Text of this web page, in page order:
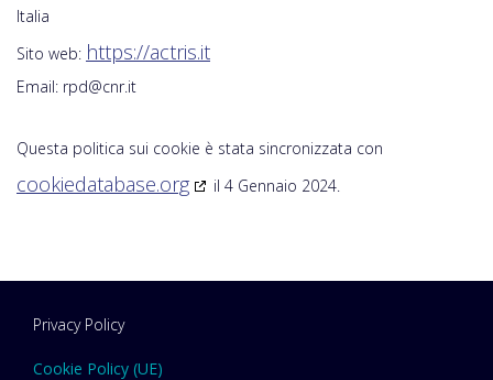
Italia
Sito web: https://actris.it
Email: rpd@cnr.it
Questa politica sui cookie è stata sincronizzata con
cookiedatabase.org il 4 Gennaio 2024.
Privacy Policy
Cookie Policy (UE)